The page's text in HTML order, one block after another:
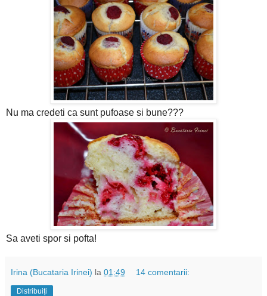
Nu ma credeti ca sunt pufoase si bune???
Sa aveti spor si pofta!
Irina (Bucataria Irinei) la 01:49 14 comentarii:
Distribuiți